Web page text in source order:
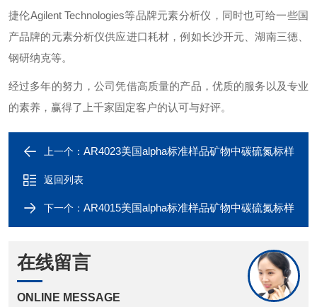
捷伦Agilent Technologies等品牌元素分析仪，同时也可给一些国
产品牌的元素分析仪供应进口耗材，例如长沙开元、湖南三德、
钢研纳克等。
经过多年的努力，公司凭借高质量的产品，优质的服务以及专业
的素养，赢得了上千家固定客户的认可与好评。
上一个： AR4023美国alpha标准样品矿物中碳硫氮标样
返回列表
下一个： AR4015美国alpha标准样品矿物中碳硫氮标样
在线留言
ONLINE MESSAGE